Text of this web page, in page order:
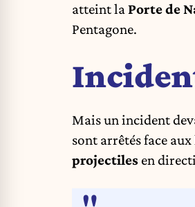
atteint laPorte de
Pentagone.
Mais un incident
sont arrêtés face
projectilesen